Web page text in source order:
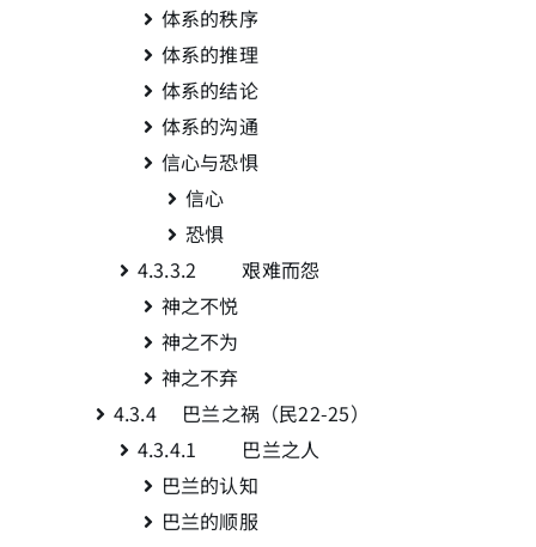
体系的秩序
体系的推理
体系的结论
体系的沟通
信心与恐惧
信心
恐惧
4.3.3.2 艰难而怨
神之不悦
神之不为
神之不弃
4.3.4 巴兰之祸（民22-25）
4.3.4.1 巴兰之人
巴兰的认知
巴兰的顺服